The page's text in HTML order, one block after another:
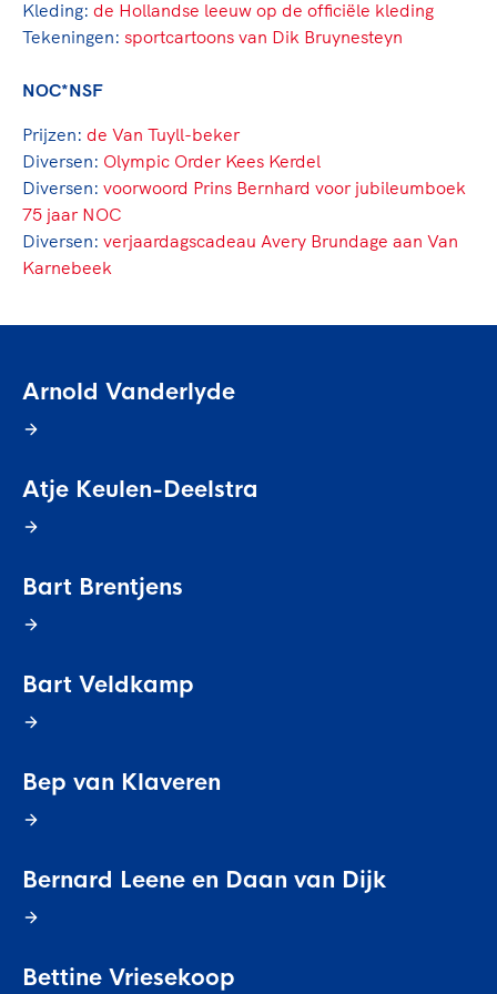
Kleding: de Hollandse leeuw op de officiële kleding
Tekeningen: sportcartoons van Dik Bruynesteyn
NOC*NSF
Prijzen: de Van Tuyll-beker
Diversen: Olympic Order Kees Kerdel
Diversen: voorwoord Prins Bernhard voor jubileumboek
75 jaar NOC
Diversen: verjaardagscadeau Avery Brundage aan Van
Karnebeek
Arnold Vanderlyde
Atje Keulen-Deelstra
Bart Brentjens
Bart Veldkamp
Bep van Klaveren
Bernard Leene en Daan van Dijk
Bettine Vriesekoop